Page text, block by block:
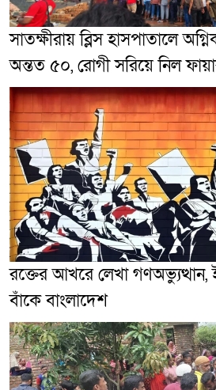
সাতক্ষীরায় ব্লিস হাসপাতালে
অন্তত ৫০, রোগী সরিয়ে নিল
রক্তের আখরে লেখা গণঅভ্যুত্থান,
বাঁকে বাংলাদেশ